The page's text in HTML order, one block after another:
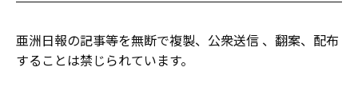
亜洲日報の記事等を無断で複製、公衆送信 、翻案、配布
することは禁じられています。